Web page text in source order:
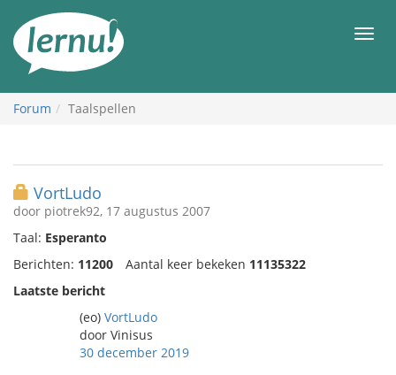
inhoud
Forum Taalspellen
VortLudo
door piotrek92, 17 augustus 2007
Taal: Esperanto
Berichten: 11200 Aantal keer bekeken 11135322
Laatste bericht
(eo) VortLudo
door Vinisus
30 december 2019